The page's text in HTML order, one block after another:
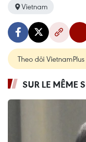
Vietnam
Theo dõi VietnamPlus
SUR LE MÊME